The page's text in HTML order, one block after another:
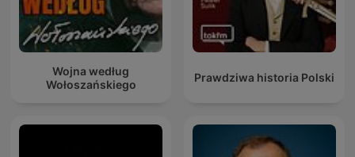
Wojna według
Wołoszańskiego
Prawdziwa historia Polski